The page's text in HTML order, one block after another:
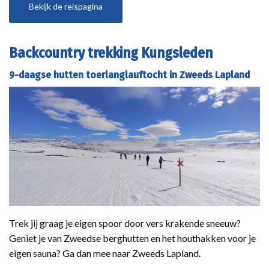
Bekijk de reispagina
Backcountry trekking Kungsleden
9-daagse hutten toerlanglauftocht in Zweeds Lapland
Trek jij graag je eigen spoor door vers krakende sneeuw?
Geniet je van Zweedse berghutten en het houthakken voor je
eigen sauna? Ga dan mee naar Zweeds Lapland.